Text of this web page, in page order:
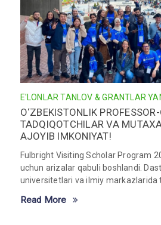
E'LONLAR TANLOV & GRANTLAR
O‘ZBEKISTONLIK
TADQIQOTCHILAR VA
AJOYIB IMKONIYAT!
Fulbright Visiting Scholar Program
uchun arizalar qabuli boshlandi.
universitetlari va ilmiy markazlarida
Read More